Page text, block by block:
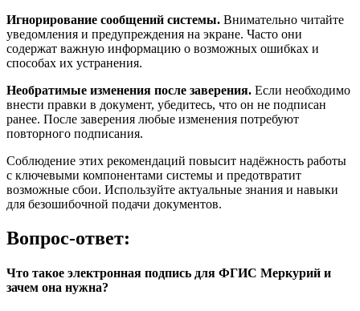
Игнорирование сообщений системы. Внимательно читайте
уведомления и предупреждения на экране. Часто они
содержат важную информацию о возможных ошибках и
способах их устранения.
Необратимые изменения после заверения. Если необходимо
внести правки в документ, убедитесь, что он не подписан
ранее. После заверения любые изменения потребуют
повторного подписания.
Соблюдение этих рекомендаций повысит надёжность работы
с ключевыми компонентами системы и предотвратит
возможные сбои. Используйте актуальные знания и навыки
для безошибочной подачи документов.
Вопрос-ответ:
Что такое электронная подпись для ФГИС Меркурий и
зачем она нужна?